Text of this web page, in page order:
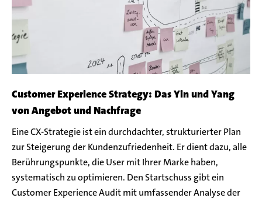
Customer Experience Strategy: Das Yin und Yang
von Angebot und Nachfrage
Eine CX-Strategie ist ein durchdachter, strukturierter Plan
zur Steigerung der Kundenzufriedenheit. Er dient dazu, alle
Berührungspunkte, die User mit Ihrer Marke haben,
systematisch zu optimieren. Den Startschuss gibt ein
Customer Experience Audit mit umfassender Analyse der